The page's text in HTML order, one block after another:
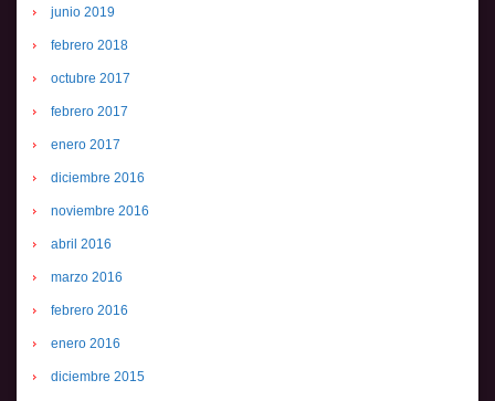
junio 2019
febrero 2018
octubre 2017
febrero 2017
enero 2017
diciembre 2016
noviembre 2016
abril 2016
marzo 2016
febrero 2016
enero 2016
diciembre 2015